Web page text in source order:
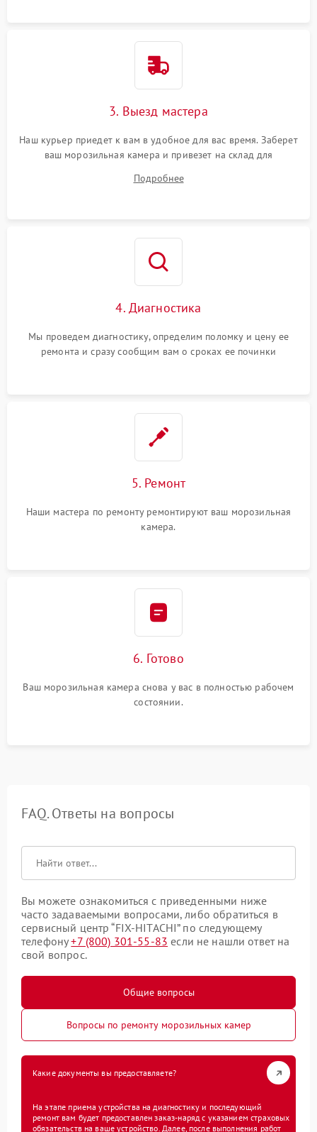
3. Выезд мастера
Наш курьер приедет к вам в удобное для вас время. Заберет
ваш морозильная камера и привезет на склад для
Подробнее
4. Диагностика
Мы проведем диагностику, определим поломку и цену ее
ремонта и сразу сообщим вам о сроках ее починки
5. Ремонт
Наши мастера по ремонту ремонтируют ваш морозильная
камера.
6. Готово
Ваш морозильная камера снова у вас в полностью рабочем
состоянии.
FAQ. Ответы на вопросы
Вы можете ознакомиться с приведенными ниже
часто задаваемыми вопросами, либо обратиться в
сервисный центр “FIX-HITACHI” по следующему
телефону+7 (800) 301-55-83 если не нашли ответ на
свой вопрос.
Общие вопросы
Вопросы по ремонту морозильных камер
Какие документы вы предоставляете?
На этапе приема устройства на диагностику и последующий
ремонт вам будет предоставлен заказ-наряд с указанием страховых
обязательств на ваше устройство. Далее, после выполнения работ